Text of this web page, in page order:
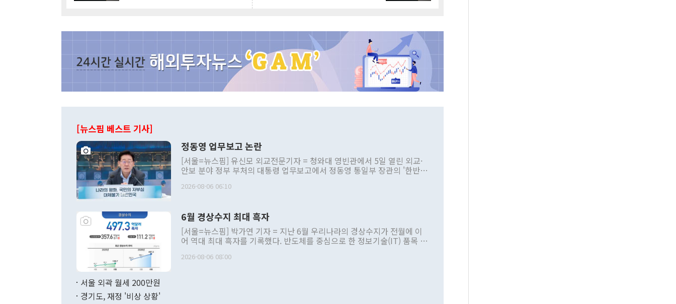
[뉴스핌 베스트 기사]
정동영 업무보고 논란
[서울=뉴스핌] 유신모 외교전문기자 = 청와대 영빈관에서 5일 열린 외교·
안보 분야 정부 부처의 대통령 업무보고에서 정동영 통일부 장관의 '한반도
발언 중에는 정부 내 조율을 거치지 않은 사안을 정책으로 추진하겠다고 공
주의적 희망에 근거한 비현실적 구상'이라는 비판을 내놨다. 그동안 정 장
관의 대북 정책 관련 발언이 물의를 빚은 적은 여러 번 있지만 대통령과 유
관 부처 장관이 공개적으로 부정적 입장을 표명한 것은 이례적이다. 정 장
관의 무리한 대북 접근법과 월권을 제어해야 한다는 목소리도 높아지고 있
다. [정동영 통일부 장관이 지난달 23일 오후 서울 종로구 정부서울청사에
2026-08-06 06:10
6월 경상수지 최대 흑자
[서울=뉴스핌] 박가연 기자 = 지난 6월 우리나라의 경상수지가 전월에 이
어 역대 최대 흑자를 기록했다. 반도체를 중심으로 한 정보기술(IT) 품목 수
료=한국은행] 한국은행이 6일 발표한 '2026년 6월 국제수지(잠정)'에 따르
2026-08-06 08:00
서울 외곽 월세 200만원
경기도, 재정 '비상 상황'